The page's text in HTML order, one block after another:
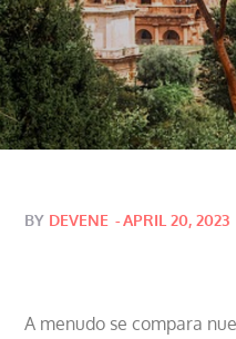
BY DEVENE Posted
APRIL 20, 2023
A menudo se compara